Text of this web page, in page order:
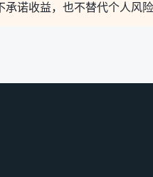
诺收益，也不替代个人风险